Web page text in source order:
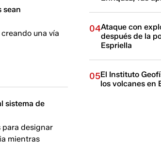
sean
una vía
sistema de
para designar
mientras
04Ataque con
después de la
Espriella
05El Instituto
los volcanes en